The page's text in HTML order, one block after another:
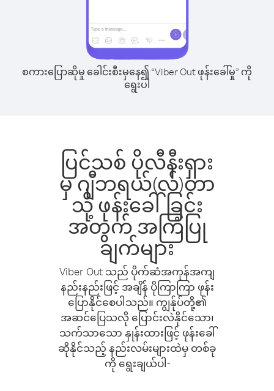
စကားပြောဆိုမှု ခေါင်းစီးမှနေ၍ “Viber Out ဖုန်းခေါ်မှု” ကို
ရွေးပါ
ပြင်သစ် ပိုလီနီးရှား
မှ ဂျီဘရယ်(လ်)တာ
သို့ ဖုန်းခေါ်ခြင်း
အတွက် အကြံပြု
ချက်များ
Viber Out သည် ပိုက်ဆံအကုန်အကျ
နည်းနည်းဖြင့် အချိန် ပိုကြာကြာ ဖုန်း
ပြောနိုင်စေပါသည်။ ကျွန်ုပ်တို့၏
အဆင်ပြေသလို ပြောင်းလဲနိုင်သော၊
သက်သာသော နှုန်းထားဖြင့် ဖုန်းခေါ်
ဆိုနိုင်သည့် နည်းလမ်းများထဲမှ တစ်ခု
ကို ရွေးချယ်ပါ-